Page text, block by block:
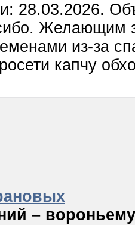
28.03.2026.
Желающим
из-за
капчу
–